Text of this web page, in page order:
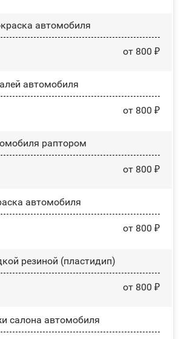
автомобиля
от 800 ₽
автомобиля
от 800 ₽
раптором
от 800 ₽
автомобиля
от 800 ₽
резиной (пластидип)
от 800 ₽
салона автомобиля